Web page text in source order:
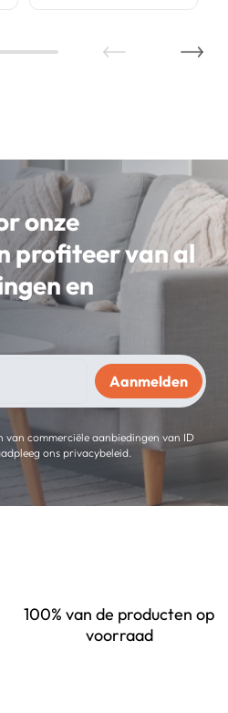
onze
profiteer van al
en
van commerciële aanbiedingen van ID
ons privacybeleid.
100% van de producten op
voorraad